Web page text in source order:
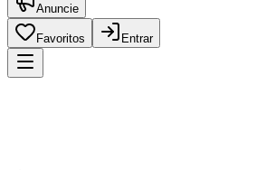
Anuncie
Favoritos Entrar